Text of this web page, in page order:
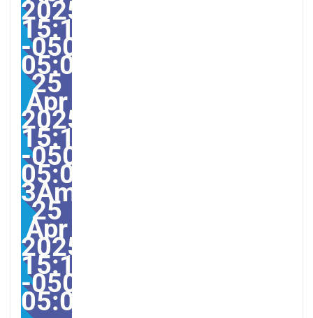
2025
15:10:00
-0500-
05:000030#/30Fri,
25
Apr
2025
15:10:00
-0500-
05:00-
3America/
25
Apr
2025
15:10:00
-0500-
05:00America/